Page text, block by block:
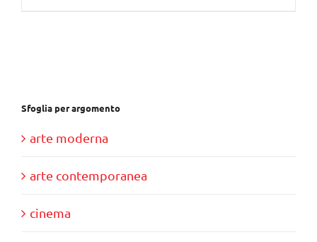
Sfoglia per argomento
arte moderna
arte contemporanea
cinema